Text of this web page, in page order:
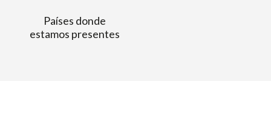
Países donde
estamos presentes